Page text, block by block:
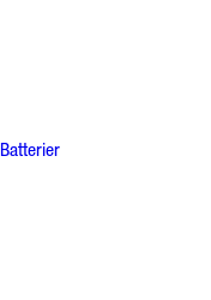
Batterier